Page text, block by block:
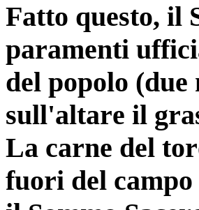
Fatto questo, il
paramenti
del popolo
sull'altare il
La carne del
fuori del